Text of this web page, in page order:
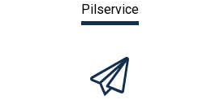
Pilservice